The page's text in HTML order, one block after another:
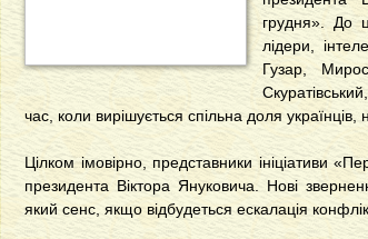
грудня». До
лідери,
Гузар,
час, коли вирішується спільна доля
Цілком імовірно, представники ініціативи
президента Віктора Януковича. Нові
який сенс, якщо відбудеться ескалація